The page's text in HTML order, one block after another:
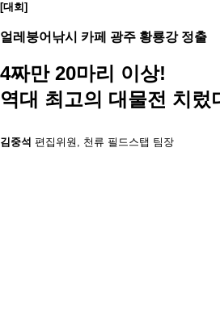
[대회]
얼레붕어낚시 카페 광주 황룡강 정출
4짜만 20마리 이상!
역대 최고의 대물전 치렀
김중석 편집위원, 천류 필드스탭 팀장